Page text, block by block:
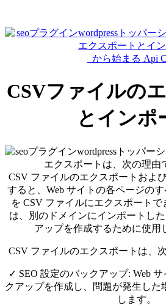
から始まる Api
CSVファイルの
とインポ
CSV ファイルのエクスポートおよ
すると、Web サイトの各ページの
を CSV ファイルにエクスポート
は、別のドメインにインポートし
アップを作成するために使用
CSV ファイルのエクスポートは、
✓ SEO 設定のバックアップ: Web
クアップを作成し、問題が発生した
します。